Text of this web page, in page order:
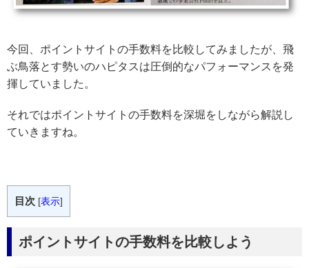
今回、ポイントサイトの手数料を比較してみましたが、飛
ぶ鳥落とす勢いのハピタスは圧倒的なパフォーマンスを発
揮していました。
それではポイントサイトの手数料を深堀をしながら解説し
ていきますね。
目次 [表示]
ポイントサイトの手数料を比較しよう